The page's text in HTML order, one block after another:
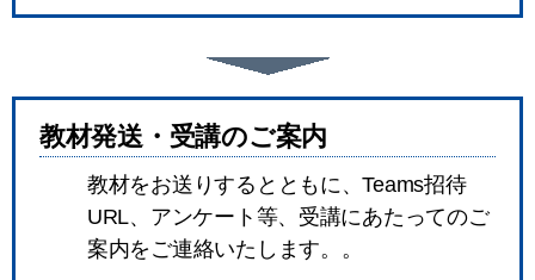
教材発送・受講のご案内
教材をお送りするとともに、Teams招待
URL、アンケート等、受講にあたってのご
案内をご連絡いたします。。